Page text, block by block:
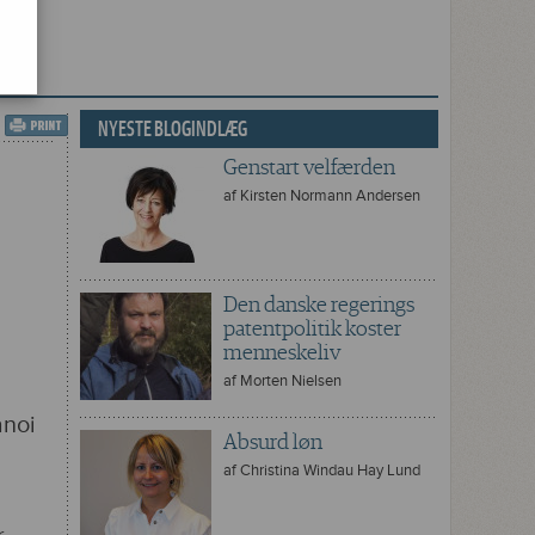
NYESTE BLOGINDLÆG
Genstart velfærden
af Kirsten Normann Andersen
Den danske regerings
patentpolitik koster
menneskeliv
af Morten Nielsen
Absurd løn
afChristina Windau Hay Lund